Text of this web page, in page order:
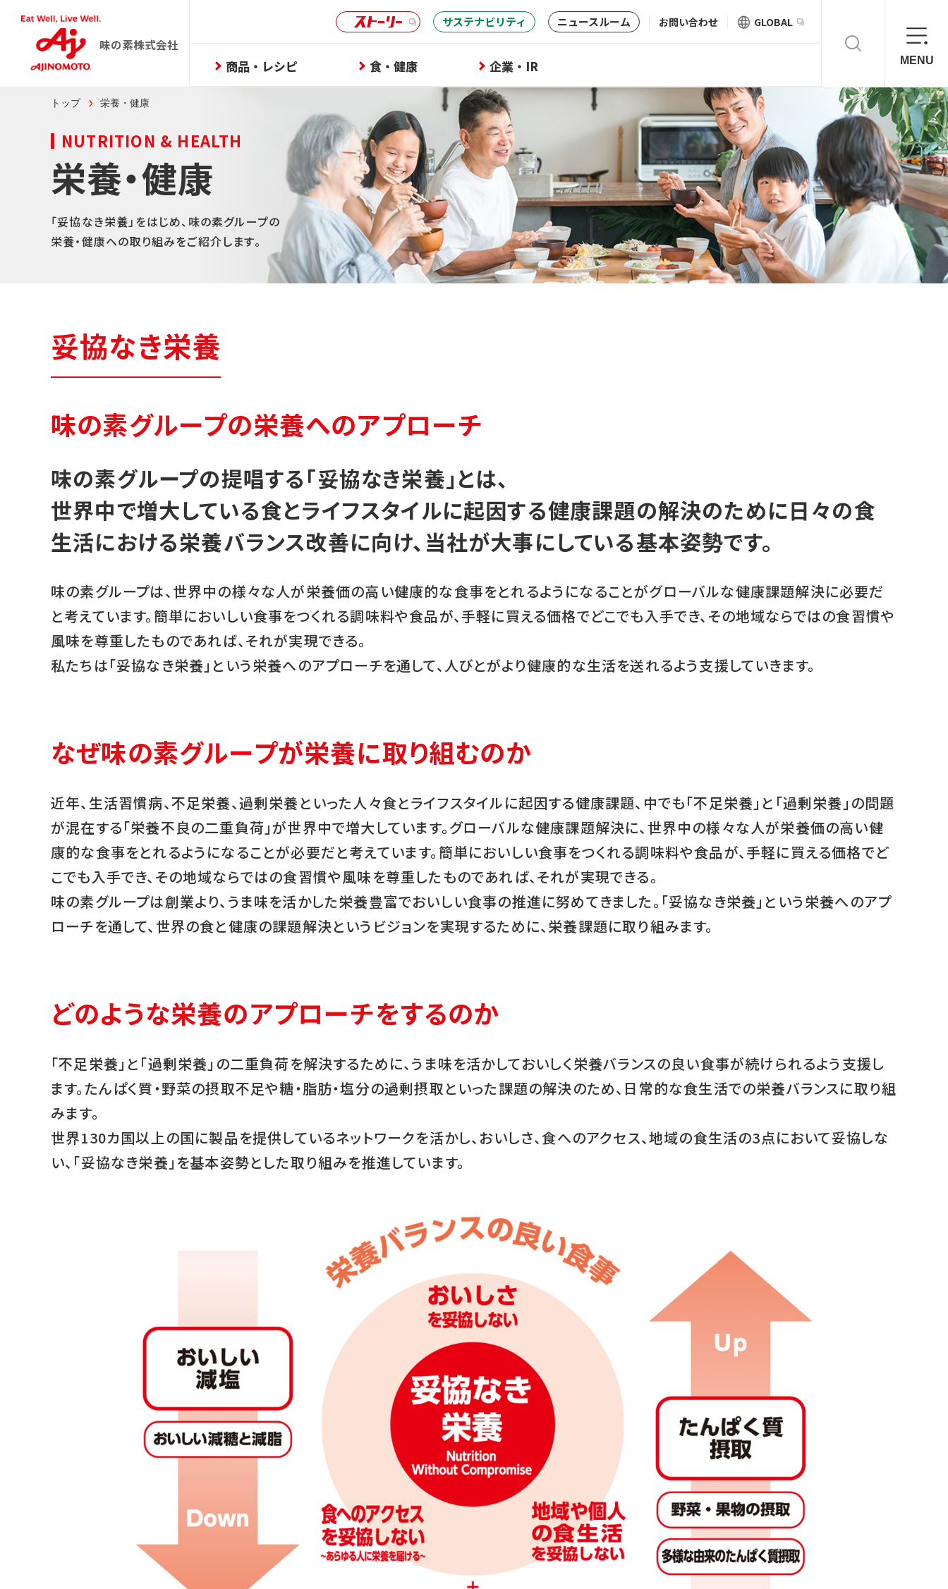
味の素株式会社
サステナビリティ ニュースルーム お問い合わせ GLOBAL
商品・レシピ 食・健康 企業・IR MENU
トップ 栄養・健康
NUTRITION & HEALTH
栄養・健康
「妥協なき栄養」をはじめ、味の素グループの
栄養・健康への取り組みをご紹介します。
妥協なき栄養
味の素グループの栄養へのアプローチ
味の素グループの提唱する「妥協なき栄養」とは、
世界中で増大している食とライフスタイルに起因する健康課題の解決のために日々の食
生活における栄養バランス改善に向け、当社が大事にしている基本姿勢です。
味の素グループは、世界中の様々な人が栄養価の高い健康的な食事をとれるようになることがグローバルな健康課題解決に必要だ
と考えています。簡単においしい食事をつくれる調味料や食品が、手軽に買える価格でどこでも入手でき、その地域ならではの食習慣や
風味を尊重したものであれば、それが実現できる。
私たちは「妥協なき栄養」という栄養へのアプローチを通して、人びとがより健康的な生活を送れるよう支援していきます。
なぜ味の素グループが栄養に取り組むのか
近年、生活習慣病、不足栄養、過剰栄養といった人々食とライフスタイルに起因する健康課題、中でも「不足栄養」と「過剰栄養」の問題
が混在する「栄養不良の二重負荷」が世界中で増大しています。グローバルな健康課題解決に、世界中の様々な人が栄養価の高い健
康的な食事をとれるようになることが必要だと考えています。簡単においしい食事をつくれる調味料や食品が、手軽に買える価格でど
こでも入手でき、その地域ならではの食習慣や風味を尊重したものであれば、それが実現できる。
味の素グループは創業より、うま味を活かした栄養豊富でおいしい食事の推進に努めてきました。「妥協なき栄養」という栄養へのアプ
ローチを通して、世界の食と健康の課題解決というビジョンを実現するために、栄養課題に取り組みます。
どのような栄養のアプローチをするのか
「不足栄養」と「過剰栄養」の二重負荷を解決するために、うま味を活かしておいしく栄養バランスの良い食事が続けられるよう支援し
ます。たんぱく質・野菜の摂取不足や糖・脂肪・塩分の過剰摂取といった課題の解決のため、日常的な食生活での栄養バランスに取り組
みます。
世界130カ国以上の国に製品を提供しているネットワークを活かし、おいしさ、食へのアクセス、地域の食生活の3点において妥協しな
い、「妥協なき栄養」を基本姿勢とした取り組みを推進しています。